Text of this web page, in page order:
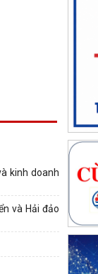
kinh doanh
và Hải đảo